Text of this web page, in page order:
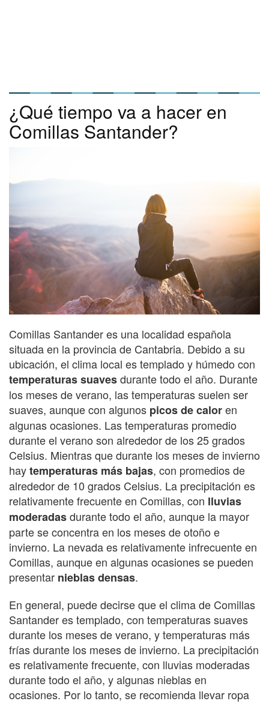
¿Qué tiempo va a hacer en
Comillas Santander?
Comillas Santander es una localidad española
situada en la provincia de Cantabria. Debido a su
ubicación, el clima local es templado y húmedo con
temperaturas suavesdurante todo el año. Durante
los meses de verano, las temperaturas suelen ser
suaves, aunque con algunos picos de caloren
algunas ocasiones. Las temperaturas promedio
durante el verano son alrededor de los 25 grados
Celsius. Mientras que durante los meses de invierno
haytemperaturas más bajas, con promedios de
alrededor de 10 grados Celsius. La precipitación es
relativamente frecuente en Comillas, con lluvias
moderadasdurante todo el año, aunque la mayor
parte se concentra en los meses de otoño e
invierno. La nevada es relativamente infrecuente en
Comillas, aunque en algunas ocasiones se pueden
presentar nieblas densas.
En general, puede decirse que el clima de Comillas
Santander es templado, con temperaturas suaves
durante los meses de verano, y temperaturas más
frías durante los meses de invierno. La precipitación
es relativamente frecuente, con lluvias moderadas
durante todo el año, y algunas nieblas en
ocasiones. Por lo tanto, se recomienda llevar ropa